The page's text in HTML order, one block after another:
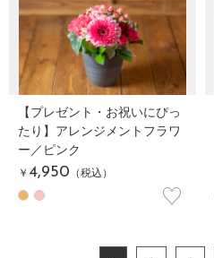
【プレゼント・お祝いにぴっ
たり】アレンジメントフラワ
ー／ピンク
￥ 4,950 （税込）
♡